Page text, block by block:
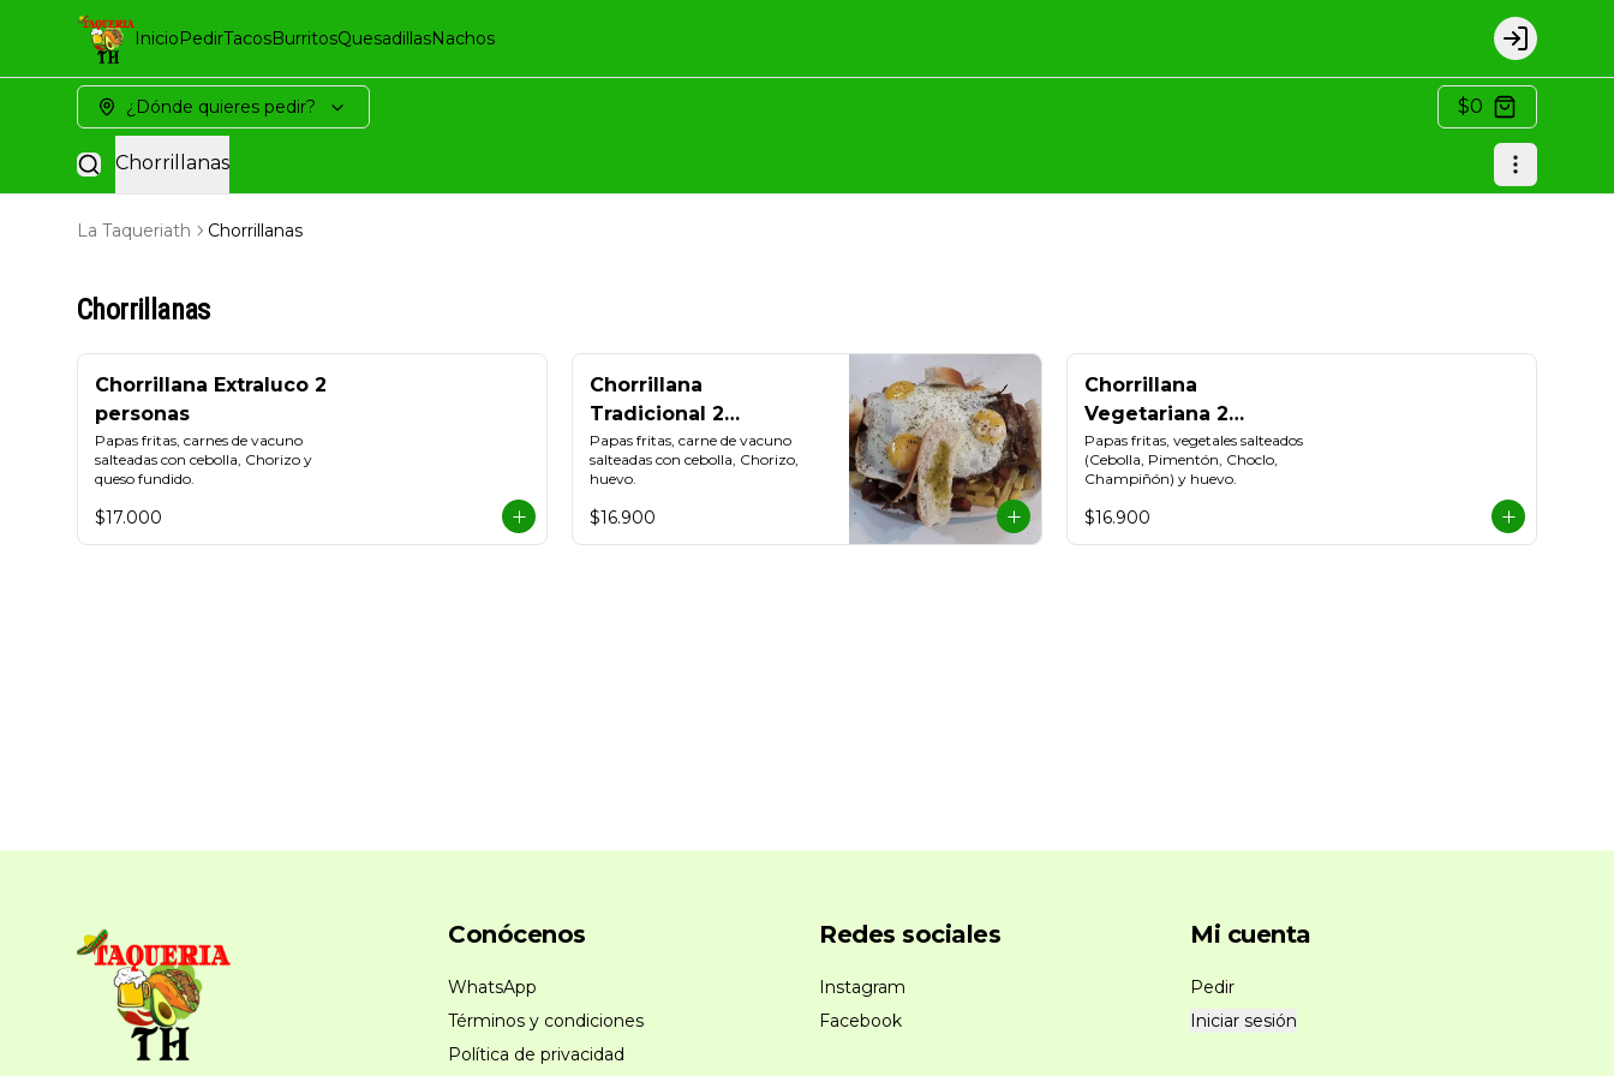
InicioPedirTacosBurritosQuesadillasNachos Login
¿Dónde quieres pedir? $0
Chorrillanas
La Taqueriath Chorrillanas
Chorrillanas
Chorrillana Extraluco 2
personas
Papas fritas, carnes de vacuno
salteadas con cebolla, Chorizo y
queso fundido.
$17.000
Chorrillana
Tradicional 2
personas
Papas fritas, carne de vacuno
salteadas con cebolla, Chorizo,
huevo.
$16.900
Chorrillana
Vegetariana 2
personas
Papas fritas, vegetales salteados
(Cebolla, Pimentón, Choclo,
Champiñón) y huevo.
$16.900
Conócenos
WhatsApp
Términos y condiciones
Política de privacidad
Redes sociales
Instagram
Facebook
Mi cuenta
Pedir
Iniciar sesión